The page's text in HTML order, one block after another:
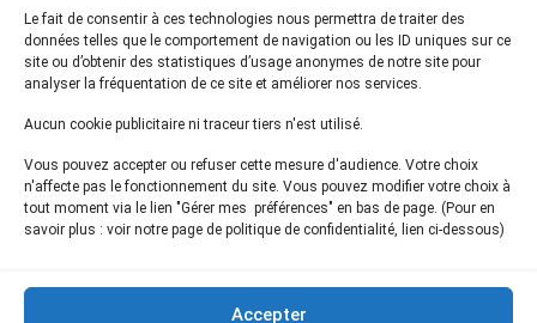
Le fait de consentir à ces technologies nous permettra de traiter des
données telles que le comportement de navigation ou les ID uniques sur ce
site ou d’obtenir des statistiques d’usage anonymes de notre site pour
analyser la fréquentation de ce site et améliorer nos services.
Aucun cookie publicitaire ni traceur tiers n'est utilisé.
Vous pouvez accepter ou refuser cette mesure d'audience. Votre choix
n'affecte pas le fonctionnement du site. Vous pouvez modifier votre choix à
tout moment via le lien "Gérer mes préférences" en bas de page. (Pour en
savoir plus : voir notre page de politique de confidentialité, lien ci-dessous)
Accepter
Actualités
Presse
Informations légales
Plan du site
Inscrivez-vous à notrenewsletter